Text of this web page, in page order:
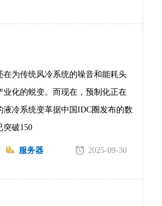
为传统风冷系统的噪音和能耗头
化的蜕变。而现在，预制化正在
冷系统变革据中国IDC圈发布的数
突破150
2025-09-30
服务器